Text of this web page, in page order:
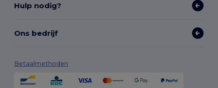
Hulp nodig?
Ons bedrijf
Betaalmethoden